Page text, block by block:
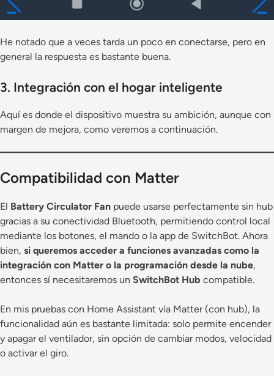
He notado que a veces tarda un poco en conectarse, pero en
general la respuesta es bastante buena.
3. Integración con el hogar inteligente
Aquí es donde el dispositivo muestra su ambición, aunque con
margen de mejora, como veremos a continuación.
Compatibilidad con Matter
El Battery Circulator Fan puede usarse perfectamente sin hub
gracias a su conectividad Bluetooth, permitiendo control local
mediante los botones, el mando o la app de SwitchBot. Ahora
bien, si queremos acceder a funciones avanzadas como la
integración con Matter o la programación desde la nube,
entonces sí necesitaremos un SwitchBot Hub compatible.
En mis pruebas con Home Assistant vía Matter (con hub), la
funcionalidad aún es bastante limitada: solo permite encender
y apagar el ventilador, sin opción de cambiar modos, velocidad
o activar el giro.